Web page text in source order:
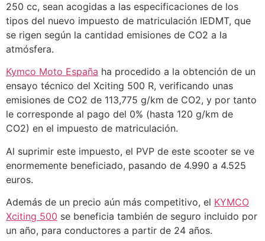
250 cc, sean acogidas a las especificaciones de los
tipos del nuevo impuesto de matriculación IEDMT, que
se rigen según la cantidad emisiones de CO2 a la
atmósfera.
Kymco Moto España ha procedido a la obtención de un
ensayo técnico del Xciting 500 R, verificando unas
emisiones de CO2 de 113,775 g/km de CO2, y por tanto
le corresponde al pago del 0% (hasta 120 g/km de
CO2) en el impuesto de matriculación.
Al suprimir este impuesto, el PVP de este scooter se ve
enormemente beneficiado, pasando de 4.990 a 4.525
euros.
Además de un precio aún más competitivo, el KYMCO
Xciting 500 se beneficia también de seguro incluido por
un año, para conductores a partir de 24 años.